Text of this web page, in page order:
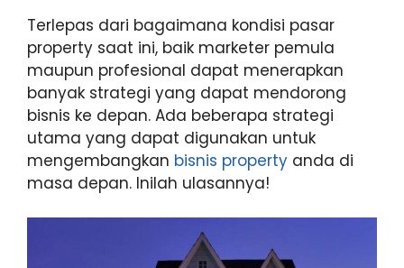
Terlepas dari bagaimana kondisi pasar
property saat ini, baik marketer pemula
maupun profesional dapat menerapkan
banyak strategi yang dapat mendorong
bisnis ke depan. Ada beberapa strategi
utama yang dapat digunakan untuk
mengembangkan bisnis property anda di
masa depan. Inilah ulasannya!